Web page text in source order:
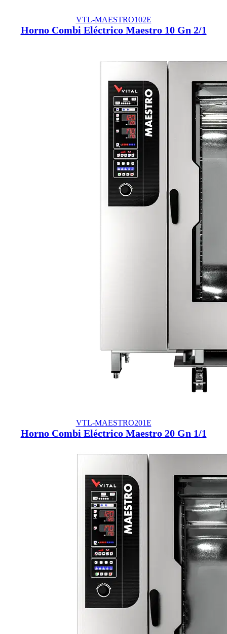
VTL-MAESTRO102E
Horno Combi Eléctrico Maestro 10 Gn 2/1
VTL-MAESTRO201E
Horno Combi Eléctrico Maestro 20 Gn 1/1